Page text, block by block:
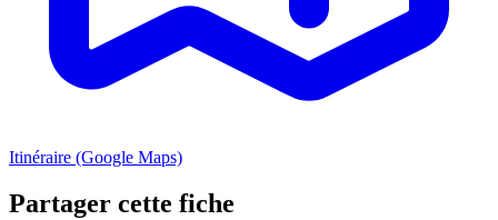
Itinéraire (Google Maps)
Partager cette fiche